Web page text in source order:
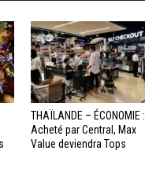
THAÏLANDE – ÉCONOMIE :
Acheté par Central, Max
Value deviendra Tops